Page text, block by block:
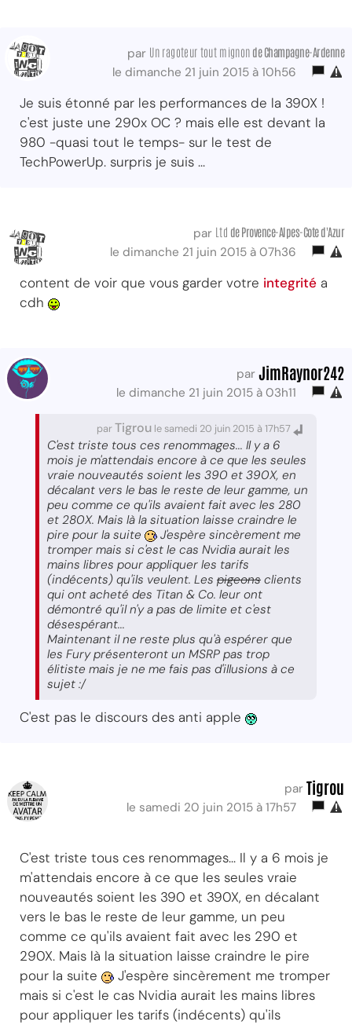
par Un ragoteur tout mignon de Champagne-Ardenne
le dimanche 21 juin 2015 à 10h56
Je suis étonné par les performances de la 390X !
c'est juste une 290x OC ? mais elle est devant la
980 -quasi tout le temps- sur le test de
TechPowerUp. surpris je suis ...
par Ltd de Provence-Alpes-Cote d'Azur
le dimanche 21 juin 2015 à 07h36
content de voir que vous garder votre integrité a
cdh
par JimRaynor242
le dimanche 21 juin 2015 à 03h11
parTigrou le samedi 20 juin 2015 à 17h57
C'est triste tous ces renommages... Il y a 6
mois je m'attendais encore à ce que les seules
vraie nouveautés soient les 390 et 390X, en
décalant vers le bas le reste de leur gamme, un
peu comme ce qu'ils avaient fait avec les 280
et 280X. Mais là la situation laisse craindre le
pire pour la suite
J'espère sincèrement me
tromper mais si c'est le cas Nvidia aurait les
mains libres pour appliquer les tarifs
(indécents) qu'ils veulent. Les pigeons clients
qui ont acheté des Titan & Co. leur ont
démontré qu'il n'y a pas de limite et c'est
désespérant...
Maintenant il ne reste plus qu'à espérer que
les Fury présenteront un MSRP pas trop
élitiste mais je ne me fais pas d'illusions à ce
sujet :/
C'est pas le discours des anti apple
par Tigrou
le samedi 20 juin 2015 à 17h57
C'est triste tous ces renommages... Il y a 6 mois je
m'attendais encore à ce que les seules vraie
nouveautés soient les 390 et 390X, en décalant
vers le bas le reste de leur gamme, un peu
comme ce qu'ils avaient fait avec les 290 et
290X. Mais là la situation laisse craindre le pire
pour la suite
J'espère sincèrement me tromper
mais si c'est le cas Nvidia aurait les mains libres
pour appliquer les tarifs (indécents) qu'ils